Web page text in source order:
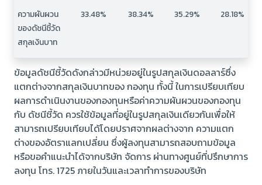
ความผันผวน
ของดัชนีชี้วัด
สกุลเงินบาท
33.48% 38.34% 35.29% 28.18%
ข้อมูลดัชนีชี้วัดดังกล่าวมีหน่วยอยู่ในรูปสกุลเงินดอลลาร์ซึ่ง
แตกต่างจากสกุลเงินบาทของ กองทุน ทั้งนี้ ในการเปรียบเทียบ
ผลการดำเนินงานของกองทุนหรือค่าความผันผวนของกองทุน
กับ ดัชนีชี้วัด ควรใช้ข้อมูลที่อยู่ในรูปสกุลเงินเดียวกันเพื่อให้
สามารถเปรียบเทียบได้โดยปราศจากผลต่างจาก ความแตก
ต่างของอัตราแลกเปลี่ยน ซึ่งผู้ลงทุนสามารถสอบถามข้อมูล
หรือขอคำแนะนำได้จากบริษัท จัดการ ผ่านทางศูนย์ที่ปรึกษาการ
ลงทุน โทร. 1725 ภายในวันและเวลาทำการของบริษัท